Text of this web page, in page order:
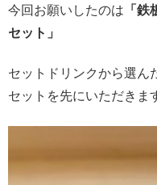
今回お願いしたのは 「
セット」
セットドリンクから選ん
セットを先にいただきま